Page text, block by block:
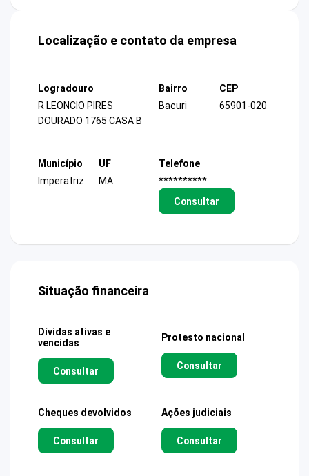
Localização e contato da empresa
Logradouro
R LEONCIO PIRES
DOURADO 1765 CASA B
Bairro
Bacuri
CEP
65901-020
Município
Imperatriz
UF
MA
Telefone
**********
Consultar
Situação financeira
Dívidas ativas e
vencidas
Consultar
Protesto nacional
Consultar
Cheques devolvidos
Consultar
Ações judiciais
Consultar